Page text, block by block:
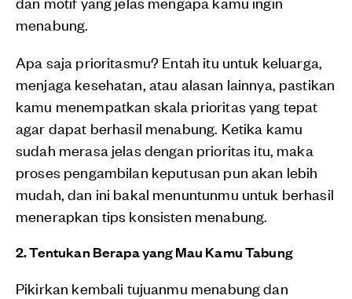
menabung.
Apa saja prioritasmu? Entah itu untuk keluarga,
menjaga kesehatan, atau alasan lainnya, pastikan
kamu menempatkan skala prioritas yang tepat
agar dapat berhasil menabung. Ketika kamu
sudah merasa jelas dengan prioritas itu, maka
proses pengambilan keputusan pun akan lebih
mudah, dan ini bakal menuntunmu untuk berhasil
menerapkan tips konsisten menabung.
2. Tentukan Berapa yang Mau Kamu Tabung
Pikirkan kembali tujuanmu menabung dan